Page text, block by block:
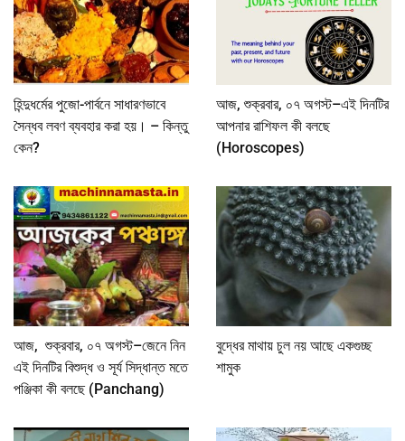
হিন্দুধর্মের পুজো-পার্বনে সাধারণভাবে
সৈন্ধব লবণ ব্যবহার করা হয়। – কিন্তু
কেন?
আজ, শুক্রবার, ০৭ অগস্ট–এই দিনটির
আপনার রাশিফল কী বলছে
(Horoscopes)
আজ, শুক্রবার, ০৭ অগস্ট–জেনে নিন
এই দিনটির বিশুদ্ধ ও সূর্য সিদ্ধান্ত মতে
পঞ্জিকা কী বলছে (Panchang)
বুদ্ধের মাথায় চুল নয় আছে একগুচ্ছ
শামুক